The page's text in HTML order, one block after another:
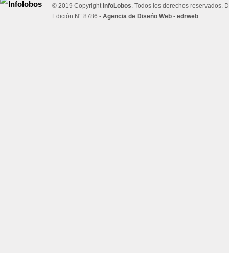
© 2019 Copyright InfoLobos. Todos los derechos reservados.
Edición N° 8786 - Agencia de Diseńo Web - edrweb